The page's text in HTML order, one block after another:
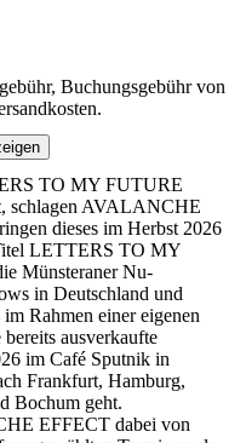
Buchungsgebühr von
TO MY FUTURE
schlagen AVALANCHE
dieses im Herbst 2026
LETTERS TO MY
Münsteraner Nu-
in Deutschland und
Rahmen einer eigenen
ausverkaufte
im Café Sputnik in
Frankfurt, Hamburg,
Bochum geht.
EFFECT dabei von